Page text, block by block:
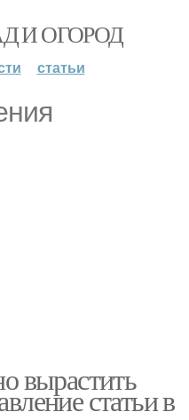
И ОГОРОД
статьи
вырастить
статьи в